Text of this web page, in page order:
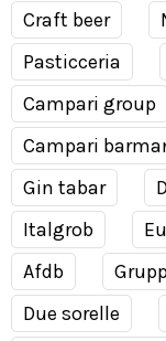
Craft beer
Pasticceria
Campari group
Campari
Gin tabar
Italgrob
Afdb
Due sorelle